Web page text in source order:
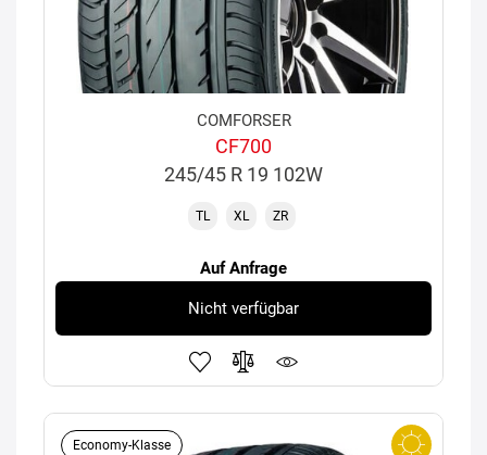
COMFORSER
CF700
245/45 R 19 102W
TL XL ZR
Auf Anfrage
Nicht verfügbar
Economy-Klasse